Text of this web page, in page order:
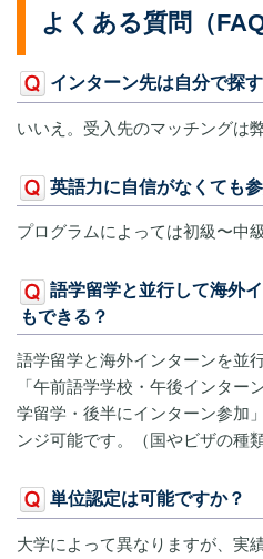
よくある質問（FAQ
インターン先は自分で探
いいえ。受入先のマッチングは
英語力に自信がなくても
プログラムによっては初級〜中
語学留学と並行して海外
もできる？
語学留学と海外インターンを並
「午前語学学校・午後インター
学留学・後半にインターン参加
ンジ可能です。（国やビザの種
単位認定は可能ですか？
大学によって異なりますが、実